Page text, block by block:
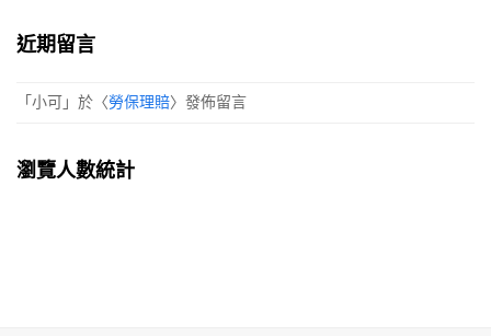
近期留言
「 小可 」於〈勞保理賠〉發佈留言
瀏覽人數統計